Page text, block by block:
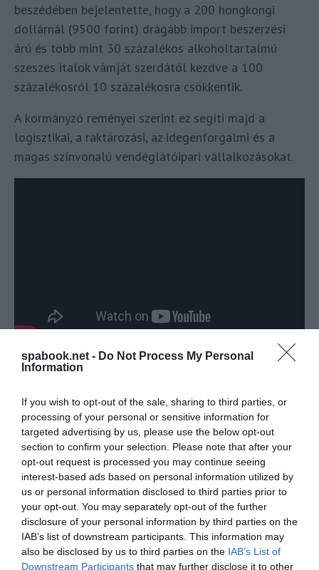
spabook.net - Do Not Process My Personal
Information
If you wish to opt-out of the sale, sharing to third parties, or
processing of your personal or sensitive information for
targeted advertising by us, please use the below opt-out
section to confirm your selection. Please note that after your
opt-out request is processed you may continue seeing
interest-based ads based on personal information utilized by
us or personal information disclosed to third parties prior to
your opt-out. You may separately opt-out of the further
disclosure of your personal information by third parties on the
IAB’s list of downstream participants. This information may
also be disclosed by us to third parties on the IAB’s List of
Downstream Participants that may further disclose it to other
beszédében bejelentette, hogy a 200 hongkongi
dollárnál (9500 forint) drágább import beszerzési
árú és több mint 30 százalékos alkoholtartalmú
szeszes italok vámját szerdától kezdve a 100
százalékosról 10 százalékosra csökkentik.
A kormányzó reményei szerint ez segíti majd a
logisztikai, a raktározási, az idegenforgalmi és a
magas színvonalú vendéglátóipari vállalkozásokat.
A turizmus világának híreiértcsatlakozz csoportunkhoz
kövessInstán
Beszélt arról, hogy még több tehetős bevándorlót
szeretnének a városba vonzani, ezért
felülvizsgáltatták a jelenlegi rendszert, amelyben
azok a külföldiek kaphatnak tartózkodási engedélyt,
akik legalább 30 millió hongkongi dollárt (1,4
milliárd forint) fektetnek be meghatározott
szektorokban.